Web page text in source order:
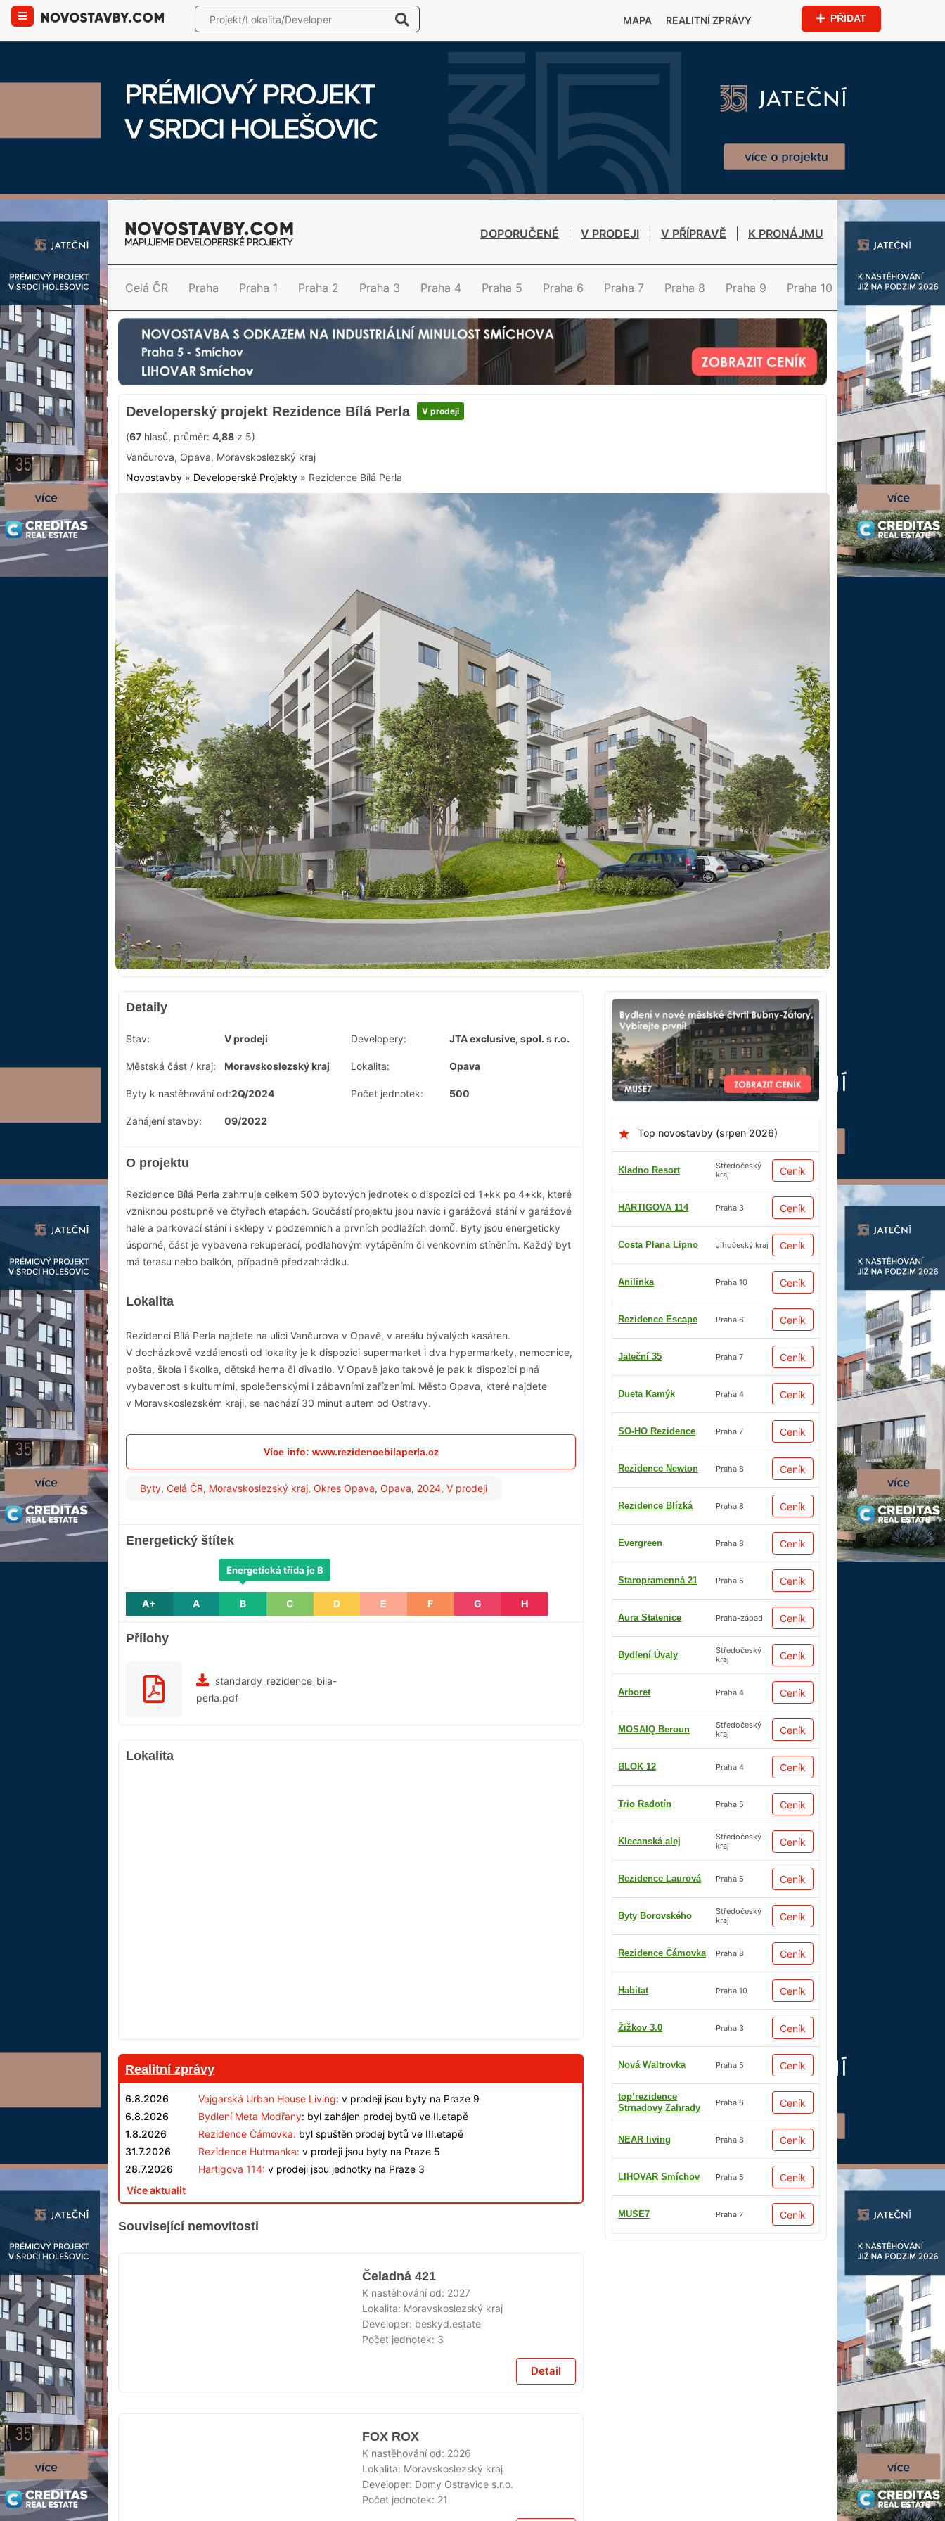
MAPA REALITNÍ ZPRÁVY PŘIDAT
DOPORUČENÉ V PRODEJI V PŘÍPRAVĚ K PRONÁJMU
Celá ČR Praha Praha 1 Praha 2 Praha 3 Praha 4 Praha 5 Praha 6 Praha 7 Praha 8 Praha 9 Praha 10
Developerský projekt Rezidence Bílá Perla V prodeji
(67 hlasů, průměr: 4,88 z 5)
Vančurova, Opava, Moravskoslezský kraj
Novostavby » Developerské Projekty » Rezidence Bílá Perla
Top novostavby (srpen 2026)
Kladno Resort
Středočeský
kraj
Ceník
HARTIGOVA 114 Praha 3 Ceník
Costa Plana Lipno Jihočeský kraj Ceník
Anilinka Praha 10 Ceník
Rezidence Escape Praha 6 Ceník
Jateční 35 Praha 7 Ceník
Dueta Kamýk Praha 4 Ceník
SO-HO Rezidence Praha 7 Ceník
Rezidence Newton Praha 8 Ceník
Rezidence Blízká Praha 8 Ceník
Evergreen Praha 8 Ceník
Staropramenná 21 Praha 5 Ceník
Aura Statenice Praha-západ Ceník
Bydlení Úvaly
Středočeský
kraj
Ceník
Arboret Praha 4 Ceník
MOSAIQ Beroun
Středočeský
kraj
Ceník
BLOK 12 Praha 4 Ceník
Trio Radotín Praha 5 Ceník
Klecanská alej
Středočeský
kraj
Ceník
Rezidence Laurová Praha 5 Ceník
Byty Borovského
Středočeský
kraj
Ceník
Rezidence Čámovka Praha 8 Ceník
Habitat Praha 10 Ceník
Žižkov 3.0 Praha 3 Ceník
Nová Waltrovka Praha 5 Ceník
top’rezidence
Strnadovy Zahrady
Praha 6 Ceník
NEAR living Praha 8 Ceník
LIHOVAR Smíchov Praha 5 Ceník
MUSE7 Praha 7 Ceník
Detaily
Stav: V prodeji Developery: JTA exclusive, spol. s r.o.
Městská část / kraj: Moravskoslezský kraj Lokalita: Opava
Byty k nastěhování od:2Q/2024 Počet jednotek: 500
Zahájení stavby: 09/2022
O projektu
Rezidence Bílá Perla zahrnuje celkem 500 bytových jednotek o dispozici od 1+kk po 4+kk, které
vzniknou postupně ve čtyřech etapách. Součástí projektu jsou navíc i garážová stání v garážové
hale a parkovací stání i sklepy v podzemních a prvních podlažích domů. Byty jsou energeticky
úsporné, část je vybavena rekuperací, podlahovým vytápěním či venkovním stíněním. Každý byt
má terasu nebo balkón, případně předzahrádku.
Lokalita
Rezidenci Bílá Perla najdete na ulici Vančurova v Opavě, v areálu bývalých kasáren.
V docházkové vzdálenosti od lokality je k dispozici supermarket i dva hypermarkety, nemocnice,
pošta, škola i školka, dětská herna či divadlo. V Opavě jako takové je pak k dispozici plná
vybavenost s kulturními, společenskými i zábavními zařízeními. Město Opava, které najdete
v Moravskoslezském kraji, se nachází 30 minut autem od Ostravy.
Více info: www.rezidencebilaperla.cz
Byty, Celá ČR, Moravskoslezský kraj, Okres Opava, Opava, 2024, V prodeji
Energetický štítek
A+ A B
Energetická třída je B
C D E F G H
Přílohy
standardy_rezidence_bila-
perla.pdf
Lokalita
Realitní zprávy
6.8.2026 Vajgarská Urban House Living: v prodeji jsou byty na Praze 9
6.8.2026
Bydlení Meta Modřany: byl zahájen prodej bytů ve II.etapě
1.8.2026
Rezidence Čámovka: byl spuštěn prodej bytů ve III.etapě
31.7.2026
Rezidence Hutmanka: v prodeji jsou byty na Praze 5
28.7.2026
Hartigova 114: v prodeji jsou jednotky na Praze 3
Více aktualit
Související nemovitosti
Čeladná 421
K nastěhování od: 2027
Lokalita: Moravskoslezský kraj
Developer: beskyd.estate
Počet jednotek: 3
Detail
FOX ROX
K nastěhování od: 2026
Lokalita: Moravskoslezský kraj
Developer: Domy Ostravice s.r.o.
Počet jednotek: 21